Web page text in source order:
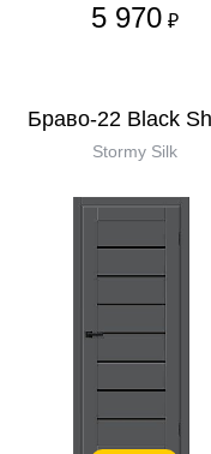
5 970 ₽
Браво-22 Black
Stormy Silk